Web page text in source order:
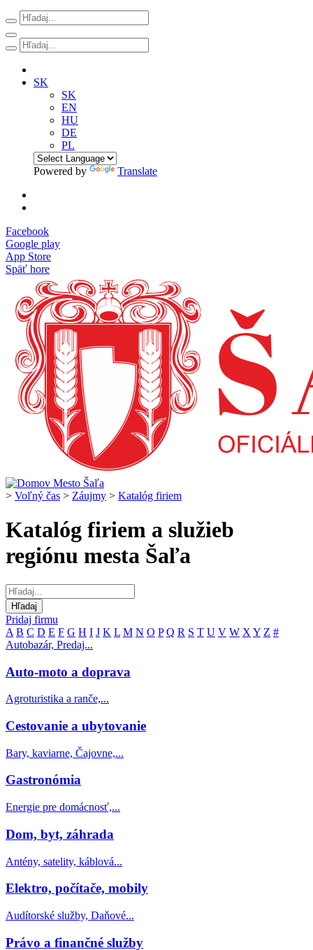
SK
SK
EN
HU
DE
PL
Powered by Translate
Facebook
Google play
App Store
Späť hore
> Voľný čas > Záujmy > Katalóg firiem
Katalóg firiem a služieb
regiónu mesta Šaľa
Pridaj firmu
A B C D E F G H I J K L M N O P Q R S T U V W X Y Z #
Autobazár, Predaj...
Auto-moto a doprava
Agroturistika a ranče,...
Cestovanie a ubytovanie
Bary, kaviarne, Čajovne,...
Gastronómia
Energie pre domácnosť,...
Dom, byt, záhrada
Antény, satelity, káblová...
Elektro, počítače, mobily
Audítorské služby, Daňové...
Právo a finančné služby